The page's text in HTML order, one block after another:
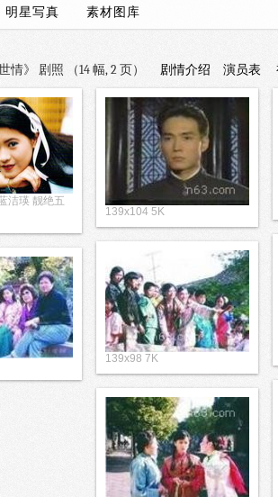
明星写真 素材图库
情》 剧照 （14 幅, 2 页） 剧情介绍 演员表
洁瑛 靓绝五
139x104 5K
139x98 7K